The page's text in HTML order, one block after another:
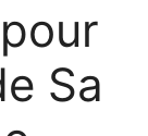
Sa